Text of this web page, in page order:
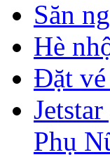
Săn
Hè
Đặt vé
Phụ